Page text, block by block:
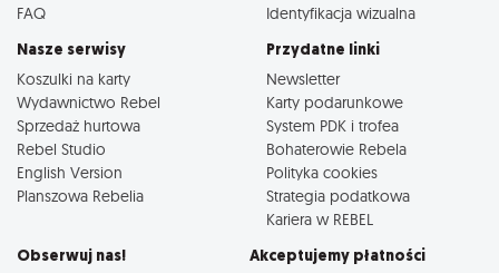
FAQ
Identyfikacja wizualna
Nasze serwisy
Koszulki na karty
Wydawnictwo Rebel
Sprzedaż hurtowa
Rebel Studio
English Version
Planszowa Rebelia
Przydatne linki
Newsletter
Karty podarunkowe
System PDK i trofea
Bohaterowie Rebela
Polityka cookies
Strategia podatkowa
Kariera w REBEL
Obserwuj nas! Akceptujemy płatności